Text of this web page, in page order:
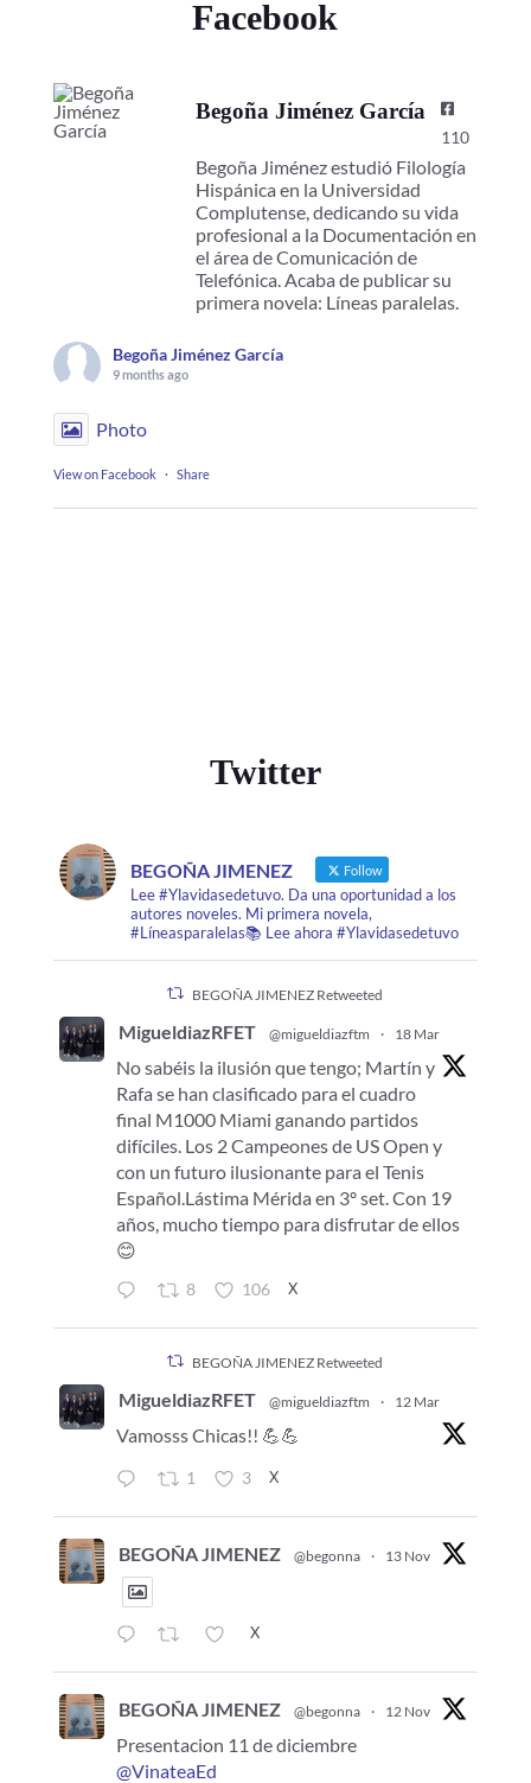
Facebook
Begoña Jiménez García
110
Begoña Jiménez estudió Filología
Hispánica en la Universidad
Complutense, dedicando su vida
profesional a la Documentación en
el área de Comunicación de
Telefónica. Acaba de publicar su
primera novela: Líneas paralelas.
Begoña Jiménez García
9 months ago
Photo
View on Facebook · Share
Twitter
BEGOÑA JIMENEZ Follow
Lee #Ylavidasedetuvo. Da una oportunidad a los
autores noveles. Mi primera novela,
#Líneasparalelas📚 Lee ahora #Ylavidasedetuvo
BEGOÑA JIMENEZ Retweeted
MigueldiazRFET @migueldiazftm · 18 Mar
No sabéis la ilusión que tengo; Martín y
Rafa se han clasificado para el cuadro
final M1000 Miami ganando partidos
difíciles. Los 2 Campeones de US Open y
con un futuro ilusionante para el Tenis
Español.Lástima Mérida en 3º set. Con 19
años, mucho tiempo para disfrutar de ellos
😊
8 106 X
BEGOÑA JIMENEZ Retweeted
MigueldiazRFET @migueldiazftm · 12 Mar
Vamosss Chicas!! 💪💪
1 3 X
BEGOÑA JIMENEZ @begonna · 13 Nov
X
BEGOÑA JIMENEZ @begonna · 12 Nov
Presentacion 11 de diciembre
@VinateaEd